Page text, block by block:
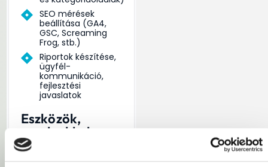
SEO mérések
beállítása (GA4,
GSC, Screaming
Frog, stb.)
Riportok készítése,
ügyfél-
kommunikáció,
fejlesztési
javaslatok
Eszközök,
amelyekkel
minden nap
dolgozni fogsz: